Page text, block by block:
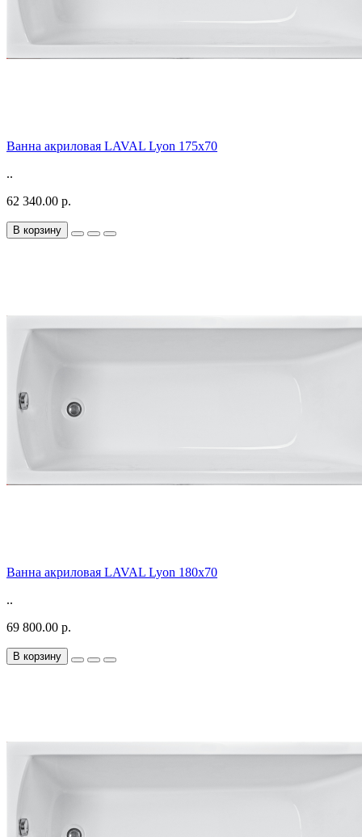
Ванна акриловая LAVAL Lyon 175х70
..
62 340.00 р.
В корзину
Ванна акриловая LAVAL Lyon 180х70
..
69 800.00 р.
В корзину